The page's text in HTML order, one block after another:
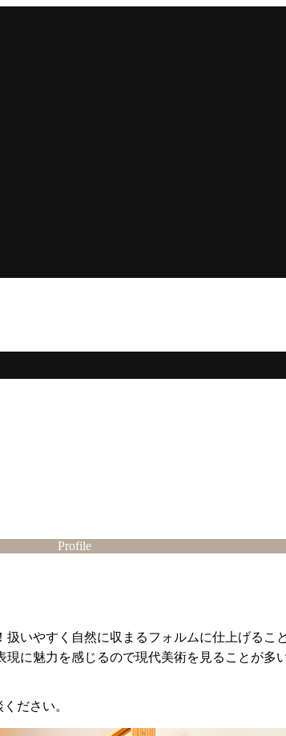
Profile
いやすく自然に収まるフォルムに仕上げるこ
に魅力を感じるので現代美術を見ることが多
ださい。